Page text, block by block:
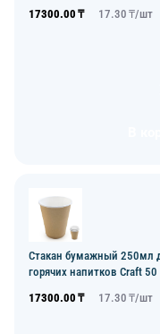
17300.00 ₸ 17.30 ₸/шт
Стакан бумажный 250мл
горячих напитков Craft
17300.00 ₸ 17.30 ₸/шт